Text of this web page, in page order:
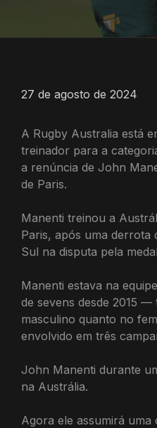
27 de agosto de 2024
A Rugby Australia está
treinador para a
a renúncia de John
de Paris.
Manenti treinou a
Paris, após uma
Sul na disputa pela
Manenti estava na
de sevens desde 2015
masculino quanto no
envolvido em três
John Manenti durante
na Austrália.
Agora ele assumirá uma